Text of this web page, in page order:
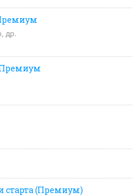
др.
Премиум
старта (Премиум)